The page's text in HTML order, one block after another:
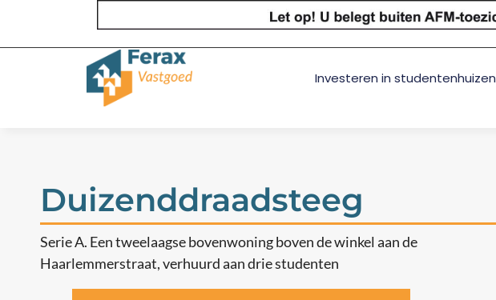
Investeren in studentenhuizen
Duizenddraadsteeg
Serie A. Een tweelaagse bovenwoning boven de winkel aan de
Haarlemmerstraat, verhuurd aan drie studenten